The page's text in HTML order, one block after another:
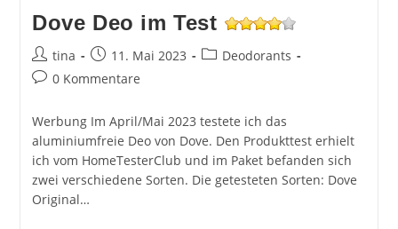
Dove Deo im Test
Beitrags-
Autor:
tina
Beitrag
veröffentlicht:
11. Mai 2023
Beitrags-
Deodorants
Beitrags-
0 Kommentare
Werbung Im April/Mai 2023 testete ich das
aluminiumfreie Deo von Dove. Den Produkttest erhielt
ich vom HomeTesterClub und im Paket befanden sich
zwei verschiedene Sorten. Die getesteten Sorten: Dove
Original…